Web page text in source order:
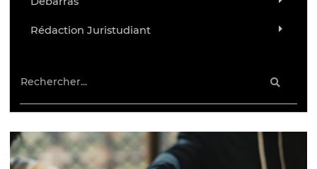
Rédaction Juristudiant